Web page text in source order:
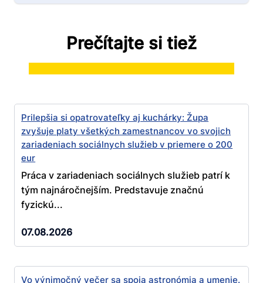
Prečítajte si tiež
Prilepšia si opatrovateľky aj kuchárky: Župa
zvyšuje platy všetkých zamestnancov vo svojich
zariadeniach sociálnych služieb v priemere o 200
eur
Práca v zariadeniach sociálnych služieb patrí k
tým najnáročnejším. Predstavuje značnú
fyzickú...
07.08.2026
Vo výnimočný večer sa spoja astronómia a umenie.